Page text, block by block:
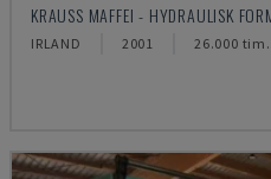
KRAUSS MAFFEI - HYDRAULISK
IRLAND 2001 26.000 tim.